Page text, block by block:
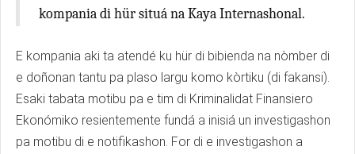
kompania di hür situá na Kaya Internashonal.
E kompania aki ta atendé ku hür di bibienda na nòmber di
e doñonan tantu pa plaso largu komo kòrtiku (di fakansi).
Esaki tabata motibu pa e tim di Kriminalidat Finansiero
Ekonómiko resientemente fundá a inisiá un investigashon
pa motibu di e notifikashon. For di e investigashon a